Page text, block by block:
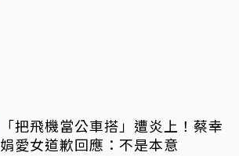
「把飛機當公車搭」遭炎上！蔡幸
娟愛女道歉回應：不是本意